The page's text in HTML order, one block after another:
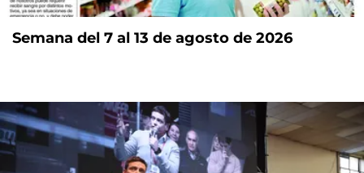
Semana del 7 al 13 de agosto de 2026